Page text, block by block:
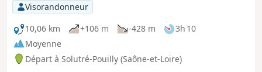
Visorandonneur
10,06 km
+106 m -428 m
3h 10
Moyenne
Départ à Solutré-Pouilly (Saône-et-Loire)